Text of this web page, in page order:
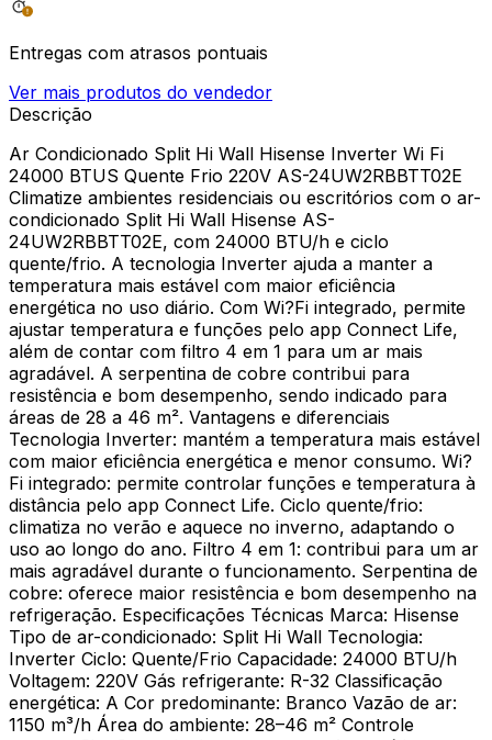
Entregas com atrasos pontuais
Ver mais produtos do vendedor
Descrição
Ar Condicionado Split Hi Wall Hisense Inverter Wi Fi
24000 BTUS Quente Frio 220V AS-24UW2RBBTT02E
Climatize ambientes residenciais ou escritórios com o ar-
condicionado Split Hi Wall Hisense AS-
24UW2RBBTT02E, com 24000 BTU/h e ciclo
quente/frio. A tecnologia Inverter ajuda a manter a
temperatura mais estável com maior eficiência
energética no uso diário. Com Wi?Fi integrado, permite
ajustar temperatura e funções pelo app Connect Life,
além de contar com filtro 4 em 1 para um ar mais
agradável. A serpentina de cobre contribui para
resistência e bom desempenho, sendo indicado para
áreas de 28 a 46 m². Vantagens e diferenciais
Tecnologia Inverter: mantém a temperatura mais estável
com maior eficiência energética e menor consumo. Wi?
Fi integrado: permite controlar funções e temperatura à
distância pelo app Connect Life. Ciclo quente/frio:
climatiza no verão e aquece no inverno, adaptando o
uso ao longo do ano. Filtro 4 em 1: contribui para um ar
mais agradável durante o funcionamento. Serpentina de
cobre: oferece maior resistência e bom desempenho na
refrigeração. Especificações Técnicas Marca: Hisense
Tipo de ar-condicionado: Split Hi Wall Tecnologia:
Inverter Ciclo: Quente/Frio Capacidade: 24000 BTU/h
Voltagem: 220V Gás refrigerante: R-32 Classificação
energética: A Cor predominante: Branco Vazão de ar:
1150 m³/h Área do ambiente: 28–46 m² Controle